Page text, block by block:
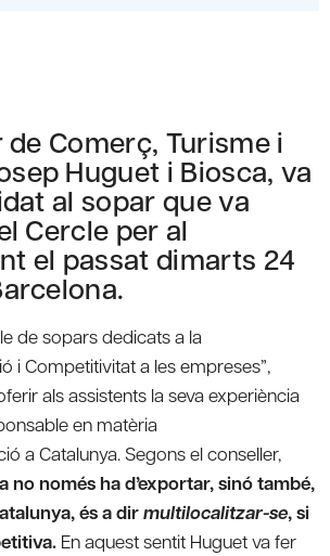
de Comerç, Turisme i
Huguet i Biosca, va
al sopar que va
Cercle per al
el passat dimarts 24
de sopars dedicats a la
i Competitivitat a les empreses”,
als assistents la seva experiència
en matèria
a Catalunya. Segons el conseller,
no només ha d’exportar, sinó també,
és a dirmultilocalitzar-se, si
En aquest sentit Huguet va fer